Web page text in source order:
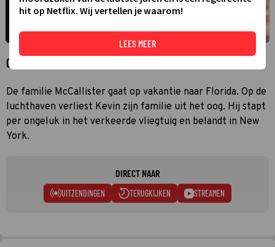
Over Home Alone 2: Lost in New York
De familie McCallister gaat op vakantie naar Florida. Op de
luchthaven verliest Kevin zijn familie uit het oog. Hij stapt
per ongeluk in het verkeerde vliegtuig en belandt in New
York.
DIRECT NAAR
UITZENDINGEN TERUGKIJKEN STREAMEN
hit op Netflix. Wij vertellen je waarom!
LEES MEER